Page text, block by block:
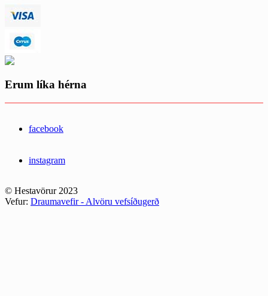
Erum líka hérna
facebook
instagram
© Hestavörur 2023
Vefur: Draumavefir - Alvöru vefsíðugerð